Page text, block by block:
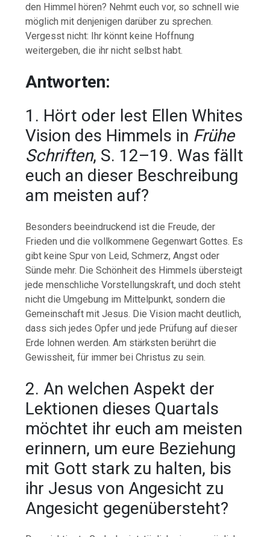
den Himmel hören? Nehmt euch vor, so schnell wie
möglich mit denjenigen darüber zu sprechen.
Vergesst nicht: Ihr könnt keine Hoffnung
weitergeben, die ihr nicht selbst habt.
Antworten:
1. Hört oder lest Ellen Whites
Vision des Himmels in Frühe
Schriften, S. 12–19. Was fällt
euch an dieser Beschreibung
am meisten auf?
Besonders beeindruckend ist die Freude, der
Frieden und die vollkommene Gegenwart Gottes. Es
gibt keine Spur von Leid, Schmerz, Angst oder
Sünde mehr. Die Schönheit des Himmels übersteigt
jede menschliche Vorstellungskraft, und doch steht
nicht die Umgebung im Mittelpunkt, sondern die
Gemeinschaft mit Jesus. Die Vision macht deutlich,
dass sich jedes Opfer und jede Prüfung auf dieser
Erde lohnen werden. Am stärksten berührt die
Gewissheit, für immer bei Christus zu sein.
2. An welchen Aspekt der
Lektionen dieses Quartals
möchtet ihr euch am meisten
erinnern, um eure Beziehung
mit Gott stark zu halten, bis
ihr Jesus von Angesicht zu
Angesicht gegenübersteht?